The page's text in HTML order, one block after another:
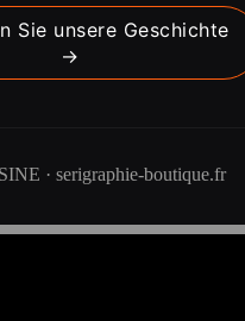
Sie unsere Geschichte
→
· serigraphie-boutique.fr